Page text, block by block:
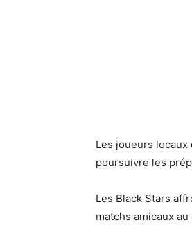
Les joueurs
poursuivre les
Les Black Stars
matchs amicaux